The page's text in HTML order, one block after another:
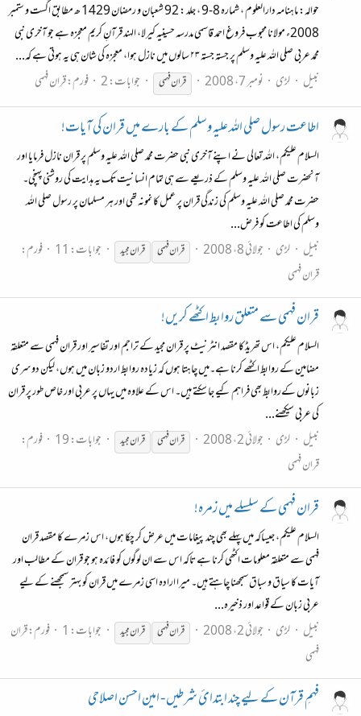
حوالہ: ماہنامہ دارالعلوم ، شمارہ 8-9 ، جلد : 92 شعبان و رمضان 1429 ھ مطابق اگست و ستمبر
2008ء مولانا محبوب فروغ احمد قاسمی مدرسہ حسینیہ کیرلا، الہند قرآنِ کریم معجزہ ہے جو آخری نبی
محمد عربی صلی اللہ علیہ وسلم پر جستہ جستہ ۲۳ سالوں میں نازل ہوا، معجزہ کی شان ہی یہ ہوتی ہے کہ...
نبیل
لڑی نومبر 7، 2008 قرانفہمی جوابات: 2 فورم:قران فہمی
اطاعت رسول صلی اللہ علیہ وسلم کے بارے میں قران کی آیات!
السلام علیکم، اللہ تعالی نے اپنے آخری نبی حضرت محمد صلی اللہ علیہ وسلم پر قران نازل فرمایا اور
آنحضرت صلی اللہ علیہ وسلم کے ذریعے سے ہی تمام انسانیت تک یہ ہدایت کی روشنی پہنچی۔
حضرت محمد صلی اللہ علیہ وسلم کی زندگی قران پر عمل کا نمونہ تھی اور ہر مسلمان پر رسول صلی اللہ
وسلم کی اطاعت کو فرض...
نبیل
لڑی جولائی 8، 2008 قرانفہمی قرانمجید جوابات: 11
فورم:
قران فہمی
قران فہمی سے متعلق روابط اکٹھے کریں!
السلام علیکم، اس تھریڈ‌ کا مقصد انٹرنیٹ پر قران مجید کے تراجم اور تفاسیر اور قران فہمی سے متعلقہ
مضامین کے روابط اکٹھے کرنا ہے۔میں چاہتا ہوں کہ زیادہ روابط اردو زبان میں ہوں، لیکن دوسری
زبانوں کےروابط بھی فراہم کیے جا سکتے ہیں۔ اس کے علاوہ میں یہاں پر عربی اور خاص طور پر قران
کی عربی سیکھنے...
نبیل
لڑی جولائی 2، 2008 قرانفہمی قرانمجید جوابات: 19
فورم:
قران فہمی
قران فہمی کے سلسلے میں زمرہ!
السلام علیکم، جیساکہ میں پہلے بھی چند پیغامات میں عرض کر چکا ہوں، اس زمرے کا مقصد قران
فہمی سے متعلقہ معلومات اکٹھی کرنا ہے تاکہ اس سے ان لوگوں کو فائدہ ہو جو قران کے مطالب اور
آیات کا سیاق و سباق سمجھنا چاہتے ہیں۔ میرا ارادہ اسی زمرے میں قران کو بہتر سمجھنے کے لیے
عربی زبان کے قواعد اور ذخیرہ...
نبیل
لڑی جولائی 2، 2008 قرانفہمی قرانمجید جوابات: 1 فورم:قران
فہمی
فہمِ قرآن کے لیے چند ابتدائ شرطیں - امین احسن اصلاحی